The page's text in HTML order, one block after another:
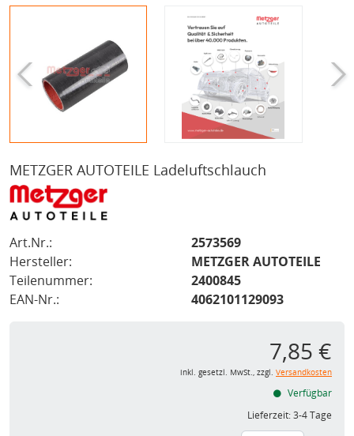
METZGER AUTOTEILE Ladeluftschlauch
Art.Nr.:
2573569
Hersteller:
METZGER AUTOTEILE
Teilenummer:
2400845
EAN-Nr.:
4062101129093
7,85 €
inkl. gesetzl. MwSt., zzgl. Versandkosten
Verfügbar
Lieferzeit:3-4 Tage